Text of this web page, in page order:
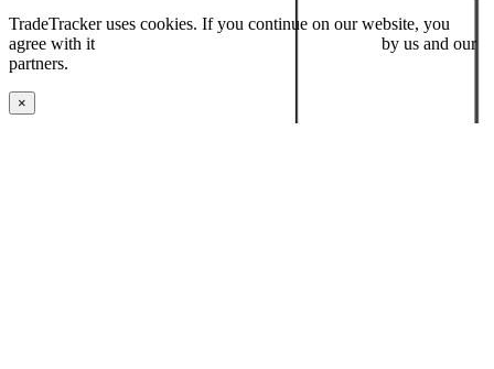
TradeTracker uses cookies. If you continue on our website, you
agree with it
by us and our
partners.
×